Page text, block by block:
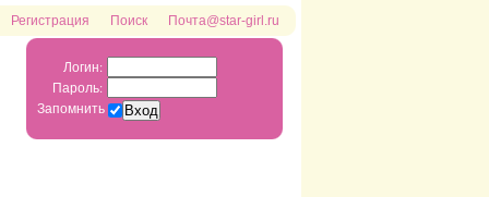
Регистрация Поиск Почта@star-girl.ru
Логин:
Пароль:
Запомнить